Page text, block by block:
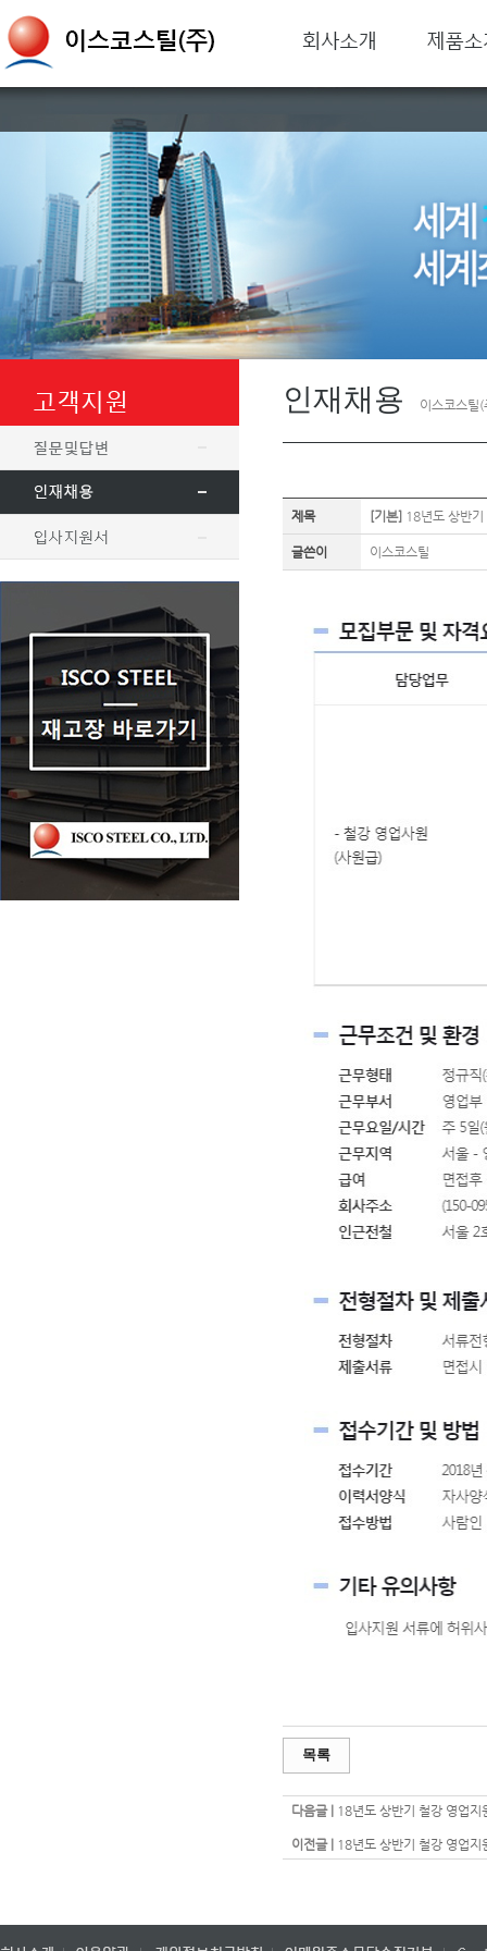
인재채용 이스코스틸
제목 [기본] 18년도 상반
글쓴이 이스코스틸
목록
다음글 | 18년도 상반기 철강 영업지
이전글 | 18년도 상반기 철강 영업지